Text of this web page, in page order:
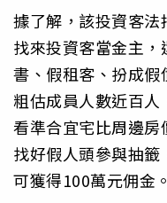
據了解，該投資客
找來投資客當金主
書、假租客、扮成假
粗估成員人數近百人
看準合宜宅比周邊
找好假人頭參與抽
可獲得100萬元佣金。